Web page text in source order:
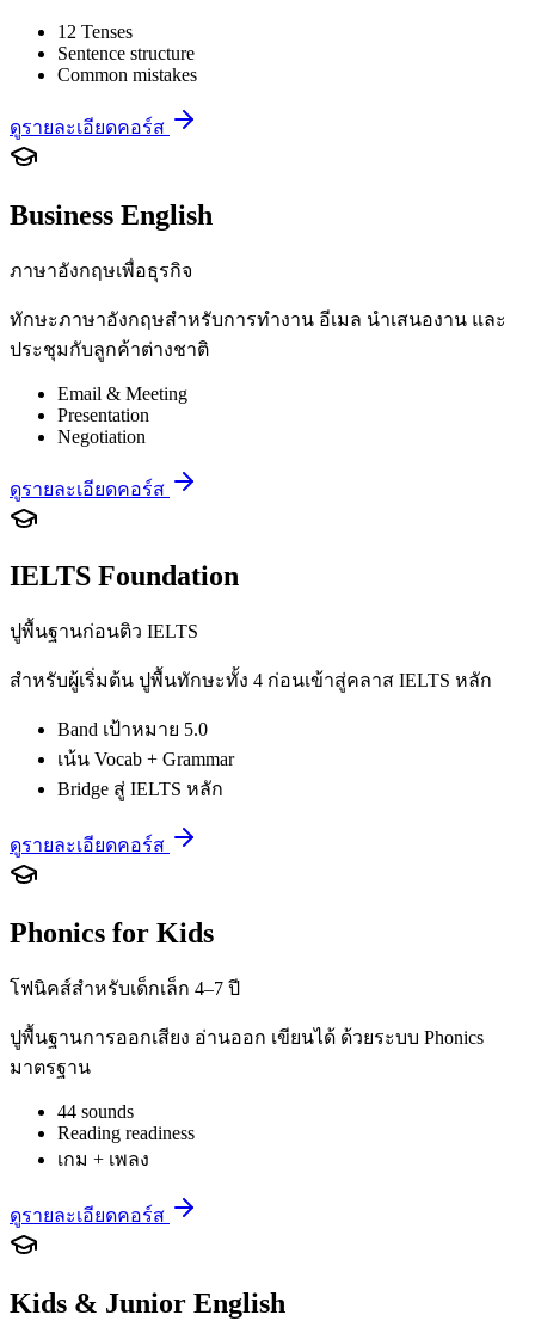
12 Tenses
Sentence structure
Common mistakes
ดูรายละเอียดคอร์ส
Business English
ภาษาอังกฤษเพื่อธุรกิจ
ทักษะภาษาอังกฤษสำหรับการทำงาน อีเมล นำเสนองาน และ
ประชุมกับลูกค้าต่างชาติ
Email & Meeting
Presentation
Negotiation
ดูรายละเอียดคอร์ส
IELTS Foundation
ปูพื้นฐานก่อนติว IELTS
สำหรับผู้เริ่มต้น ปูพื้นทักษะทั้ง 4 ก่อนเข้าสู่คลาส IELTS หลัก
Band เป้าหมาย 5.0
เน้น Vocab + Grammar
Bridge สู่ IELTS หลัก
ดูรายละเอียดคอร์ส
Phonics for Kids
โฟนิคส์สำหรับเด็กเล็ก 4–7 ปี
ปูพื้นฐานการออกเสียง อ่านออก เขียนได้ ด้วยระบบ Phonics
มาตรฐาน
44 sounds
Reading readiness
เกม + เพลง
ดูรายละเอียดคอร์ส
Kids & Junior English